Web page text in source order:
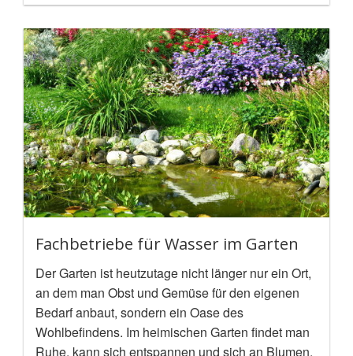
Fachbetriebe für Wasser im Garten
Der Garten ist heutzutage nicht länger nur ein Ort,
an dem man Obst und Gemüse für den eigenen
Bedarf anbaut, sondern ein Oase des
Wohlbefindens. Im heimischen Garten findet man
Ruhe, kann sich entspannen und sich an Blumen,